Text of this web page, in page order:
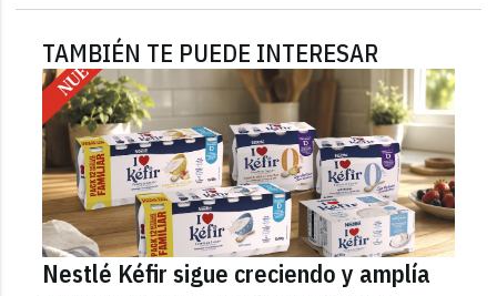
TAMBIÉN TE PUEDE INTERESAR
Nestlé Kéfir sigue creciendo y amplía